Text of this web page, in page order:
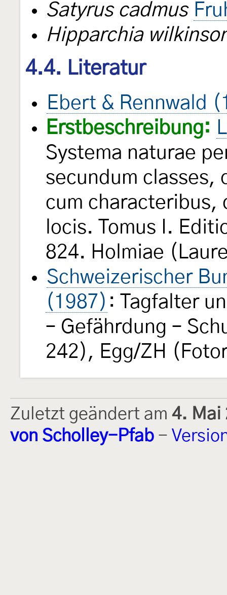
Satyrus cadmus
Hipparchia
4.4. Literatur
Ebert & Rennwald
Erstbeschreibung:
Systema naturae
secundum classes,
cum characteribus,
locis. Tomus I.
824. Holmiae
Schweizerischer
(1987) : Tagfalter
– Gefährdung –
242), Egg/ZH
Zuletzt geändert am 4. Mai
von Scholley-Pfab -